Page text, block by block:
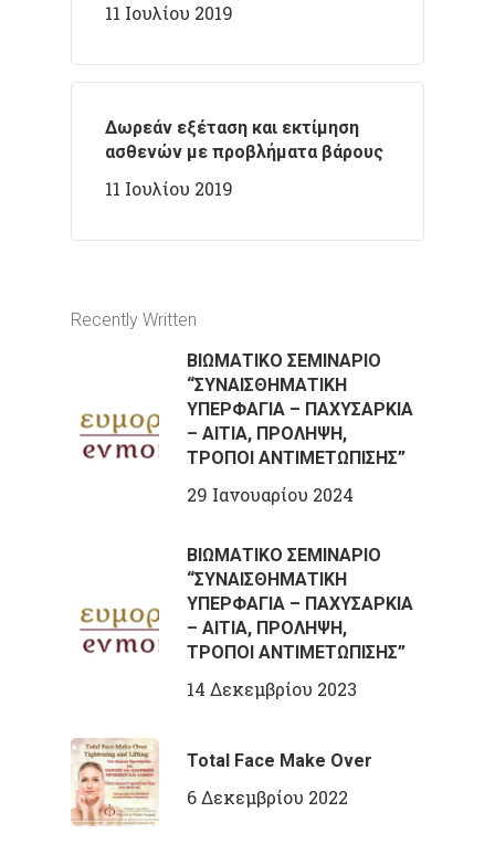
11 Ιουλίου 2019
Δωρεάν εξέταση και εκτίμηση
ασθενών με προβλήματα βάρους
11 Ιουλίου 2019
Recently Written
ΒΙΩΜΑΤΙΚΟ ΣΕΜΙΝΑΡΙΟ
“ΣΥΝΑΙΣΘΗΜΑΤΙΚΗ
ΥΠΕΡΦΑΓΙΑ – ΠΑΧΥΣΑΡΚΙΑ
– ΑΙΤΙΑ, ΠΡΟΛΗΨΗ,
ΤΡΟΠΟΙ ΑΝΤΙΜΕΤΩΠΙΣΗΣ”
29 Ιανουαρίου 2024
ΒΙΩΜΑΤΙΚΟ ΣΕΜΙΝΑΡΙΟ
“ΣΥΝΑΙΣΘΗΜΑΤΙΚΗ
ΥΠΕΡΦΑΓΙΑ – ΠΑΧΥΣΑΡΚΙΑ
– ΑΙΤΙΑ, ΠΡΟΛΗΨΗ,
ΤΡΟΠΟΙ ΑΝΤΙΜΕΤΩΠΙΣΗΣ”
14 Δεκεμβρίου 2023
Total Face Make Over
6 Δεκεμβρίου 2022